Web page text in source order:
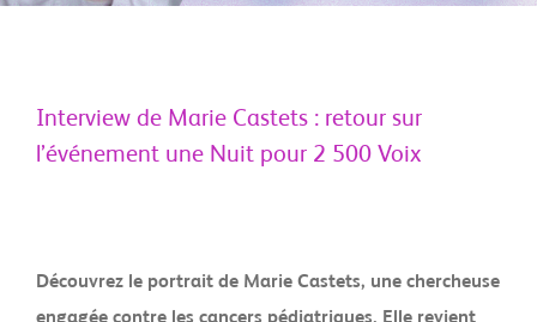
Interview de Marie Castets : retour sur
l’événement une Nuit pour 2 500 Voix
Découvrez le portrait de Marie Castets, une chercheuse